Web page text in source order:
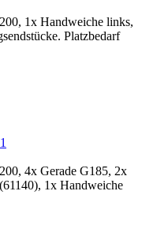
1x Handweiche links,
Platzbedarf
4x Gerade G185, 2x
1x Handweiche